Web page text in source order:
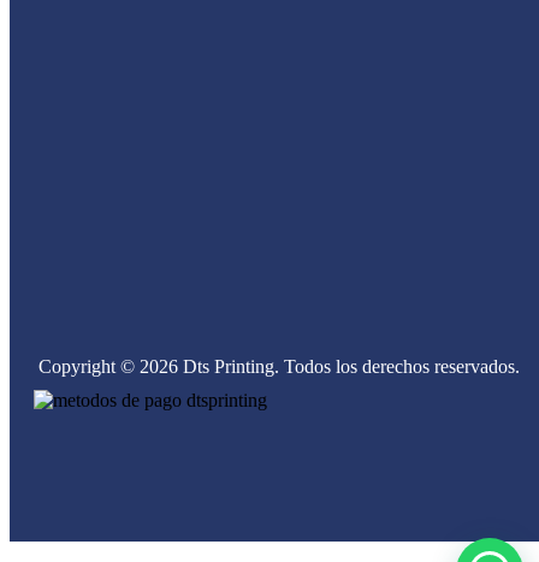
Copyright © 2026 Dts Printing. Todos los derechos reservados.